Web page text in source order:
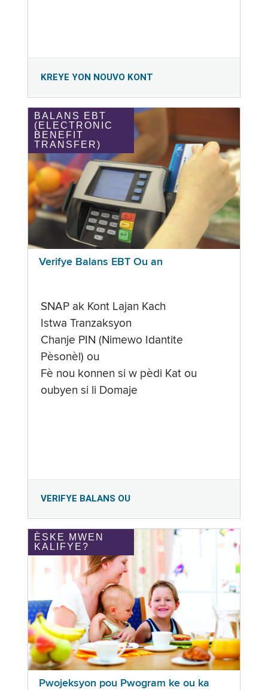
KREYE YON NOUVO KONT
BALANS EBT
(ELECTRONIC
BENEFIT
TRANSFER)
Verifye Balans EBT Ou an
SNAP ak Kont Lajan Kach
Istwa Tranzaksyon
Chanje PIN (Nimewo Idantite
Pèsonèl) ou
Fè nou konnen si w pèdi Kat ou
oubyen si li Domaje
VERIFYE BALANS OU
ÈSKE MWEN
KALIFYE?
Pwojeksyon pou Pwogram ke ou ka